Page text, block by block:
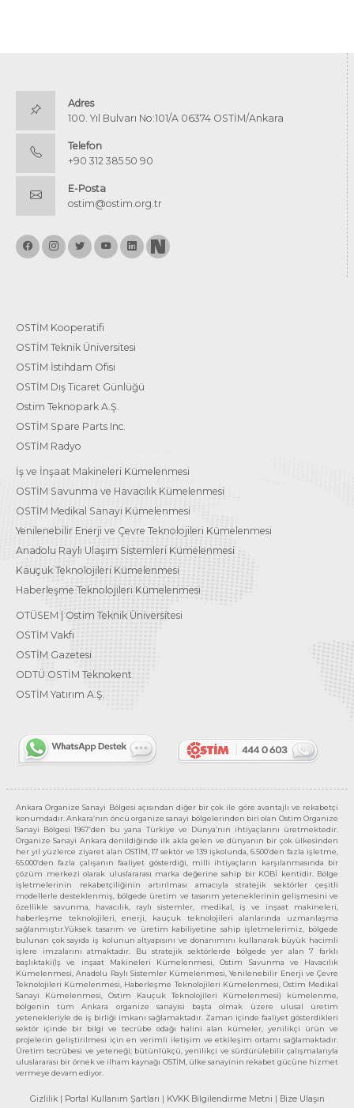
Adres
100. Yıl Bulvarı No:101/A 06374 OSTİM/Ankara
Telefon
+90 312 385 50 90
E-Posta
ostim@ostim.org.tr
OSTİM Kooperatifi
OSTİM Teknik Üniversitesi
OSTİM İstihdam Ofisi
OSTİM Dış Ticaret Günlüğü
Ostim Teknopark A.Ş.
OSTİM Spare Parts Inc.
OSTİM Radyo
İş ve İnşaat Makineleri Kümelenmesi
OSTİM Savunma ve Havacılık Kümelenmesi
OSTİM Medikal Sanayi Kümelenmesi
Yenilenebilir Enerji ve Çevre Teknolojileri Kümelenmesi
Anadolu Raylı Ulaşım Sistemleri Kümelenmesi
Kauçuk Teknolojileri Kümelenmesi
Haberleşme Teknolojileri Kümelenmesi
OTÜSEM | Ostim Teknik Üniversitesi
OSTİM Vakfı
OSTİM Gazetesi
ODTÜ OSTİM Teknokent
OSTİM Yatırım A.Ş.
Ankara Organize Sanayi Bölgesi açısından diğer bir çok ile göre avantajlı ve rekabetçi
konumdadır. Ankara’nın öncü organize sanayi bölgelerinden biri olan Ostim Organize
Sanayi Bölgesi 1967’den bu yana Türkiye ve Dünya’nın ihtiyaçlarını üretmektedir.
Organize Sanayi Ankara denildiğinde ilk akla gelen ve dünyanın bir çok ülkesinden
her yıl yüzlerce ziyaret alan OSTİM, 17 sektör ve 139 işkolunda, 6.500’den fazla işletme,
65.000’den fazla çalışanın faaliyet gösterdiği, milli ihtiyaçların karşılanmasında bir
çözüm merkezi olarak uluslararası marka değerine sahip bir KOBİ kentidir. Bölge
işletmelerinin rekabetçiliğinin artırılması amacıyla stratejik sektörler çeşitli
modellerle desteklenmiş, bölgede üretim ve tasarım yeteneklerinin gelişmesini ve
özellikle savunma, havacılık, raylı sistemler, medikal, iş ve inşaat makineleri,
haberleşme teknolojileri, enerji, kauçuk teknolojileri alanlarında uzmanlaşma
sağlanmıştır.Yüksek tasarım ve üretim kabiliyetine sahip işletmelerimiz, bölgede
bulunan çok sayıda iş kolunun altyapısını ve donanımını kullanarak büyük hacimli
işlere imzalarını atmaktadır. Bu stratejik sektörlerde bölgede yer alan 7 farklı
başlıktaki(İş ve inşaat Makineleri Kümelenmesi, Ostim Savunma ve Havacılık
Kümelenmesi, Anadolu Raylı Sistemler Kümelenmesi, Yenilenebilir Enerji ve Çevre
Teknolojileri Kümelenmesi, Haberleşme Teknolojileri Kümelenmesi, Ostim Medikal
Sanayi Kümelenmesi, Ostim Kauçuk Teknolojileri Kümelenmesi) kümelenme,
bölgenin tüm Ankara organize sanayisi başta olmak üzere ulusal üretim
yetenekleriyle de iş birliği imkanı sağlamaktadır. Zaman içinde faaliyet gösterdikleri
sektör içinde bir bilgi ve tecrübe odağı halini alan kümeler, yenilikçi ürün ve
projelerin geliştirilmesi için en verimli iletişim ve etkileşim ortamı sağlamaktadır.
Üretim tecrübesi ve yeteneği; bütünlükçü, yenilikçi ve sürdürülebilir çalışmalarıyla
uluslararası bir örnek ve ilham kaynağı OSTİM, ülke sanayinin rekabet gücüne hizmet
vermeye devam ediyor.
Gizlilik | Portal Kullanım Şartları | KVKK Bilgilendirme Metni | Bize Ulaşın